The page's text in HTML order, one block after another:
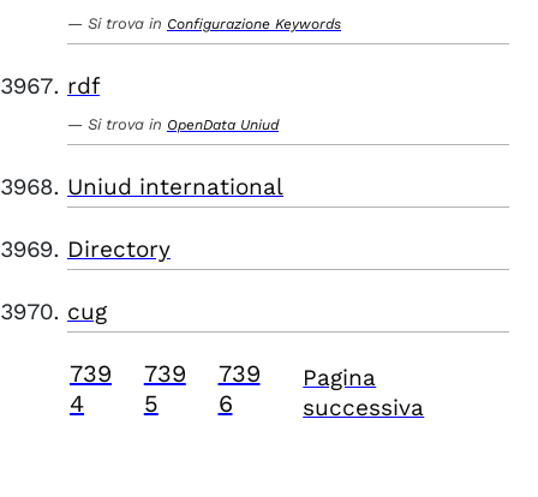
Si trova in Configurazione Keywords
rdf
Si trova in OpenData Uniud
Uniud international
Directory
cug
739
4
739
5
739
6
Pagina
successiva